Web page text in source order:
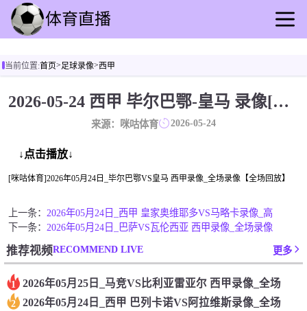
足球直播
足球速报
篮球新闻
当前位置:首页>足球录像>西甲
2026-05-24 西甲 毕尔巴鄂-皇马 录像[咪咕体育]
来源：咪咕体育 2026-05-24
↓点击播放↓
[咪咕体育]2026年05月24日_毕尔巴鄂VS皇马 西甲录像_全场录像【全场回放】
上一条： 2026年05月24日_西甲 皇家奥维耶多VS马略卡录像_高
下一条： 2026年05月24日_巴萨VS瓦伦西亚 西甲录像_全场录像
推荐视频RECOMMEND LIVE 更多
1 2026年05月25日_马竞VS比利亚雷亚尔 西甲录像_全场
2 2026年05月24日_西甲 巴列卡诺VS阿拉维斯录像_全场